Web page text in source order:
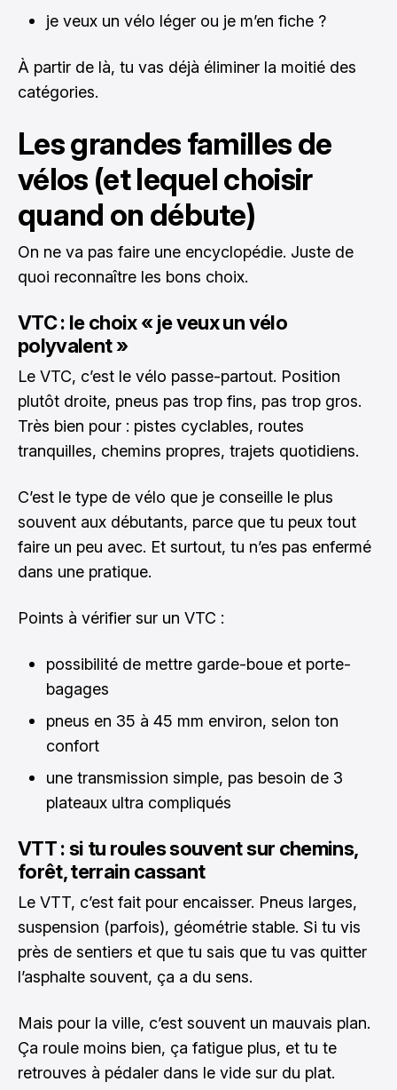
je veux un vélo léger ou je m’en fiche ?
À partir de là, tu vas déjà éliminer la moitié des
catégories.
Les grandes familles de
vélos (et lequel choisir
quand on débute)
On ne va pas faire une encyclopédie. Juste de
quoi reconnaître les bons choix.
VTC : le choix « je veux un vélo
polyvalent »
Le VTC, c’est le vélo passe-partout. Position
plutôt droite, pneus pas trop fins, pas trop gros.
Très bien pour : pistes cyclables, routes
tranquilles, chemins propres, trajets quotidiens.
C’est le type de vélo que je conseille le plus
souvent aux débutants, parce que tu peux tout
faire un peu avec. Et surtout, tu n’es pas enfermé
dans une pratique.
Points à vérifier sur un VTC :
possibilité de mettre garde-boue et porte-
bagages
pneus en 35 à 45 mm environ, selon ton
confort
une transmission simple, pas besoin de 3
plateaux ultra compliqués
VTT : si tu roules souvent sur chemins,
forêt, terrain cassant
Le VTT, c’est fait pour encaisser. Pneus larges,
suspension (parfois), géométrie stable. Si tu vis
près de sentiers et que tu sais que tu vas quitter
l’asphalte souvent, ça a du sens.
Mais pour la ville, c’est souvent un mauvais plan.
Ça roule moins bien, ça fatigue plus, et tu te
retrouves à pédaler dans le vide sur du plat.